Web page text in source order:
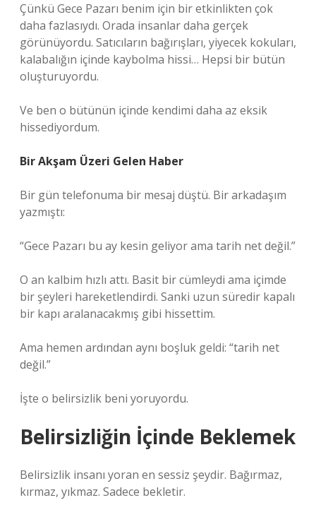
Çünkü Gece Pazarı benim için bir etkinlikten çok
daha fazlasıydı. Orada insanlar daha gerçek
görünüyordu. Satıcıların bağırışları, yiyecek kokuları,
kalabalığın içinde kaybolma hissi… Hepsi bir bütün
oluşturuyordu.
Ve ben o bütünün içinde kendimi daha az eksik
hissediyordum.
Bir Akşam Üzeri Gelen Haber
Bir gün telefonuma bir mesaj düştü. Bir arkadaşım
yazmıştı:
“Gece Pazarı bu ay kesin geliyor ama tarih net değil.”
O an kalbim hızlı attı. Basit bir cümleydi ama içimde
bir şeyleri hareketlendirdi. Sanki uzun süredir kapalı
bir kapı aralanacakmış gibi hissettim.
Ama hemen ardından aynı boşluk geldi: “tarih net
değil.”
İşte o belirsizlik beni yoruyordu.
Belirsizliğin İçinde Beklemek
Belirsizlik insanı yoran en sessiz şeydir. Bağırmaz,
kırmaz, yıkmaz. Sadece bekletir.